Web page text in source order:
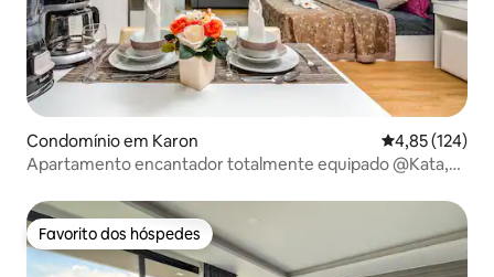
Condomínio em Karon Classificação
4,85 (124)
Apartamento encantador totalmente equipado @Kata,
Favorito dos hóspedes
Favorito dos hóspedes